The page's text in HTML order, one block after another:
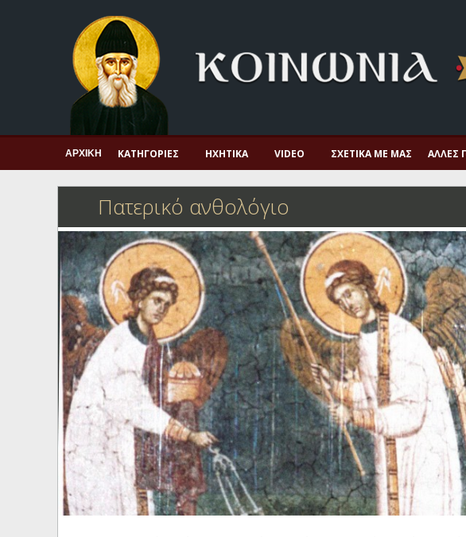
Πνευματική ζωή
Μαρτυρία και διδαχή
Λατρεία και προσευχή
Αγιολόγιο – Εορτολόγιο
Η πίστη στην εποχή μας
Ορθόδοξη οικογένεια
Ορθόδοξο προσκυνητάριο
Σκέψεις-προβληματισμοί
ΑΡΧΙΚΉ ΚΑΤΗΓΟΡΊΕΣ ΗΧΗΤΙΚΆ VIDEO ΣΧΕΤΙΚΆ ΜΕ ΜΑΣ ΆΛΛΕΣ
Πατερικό ανθολόγιο